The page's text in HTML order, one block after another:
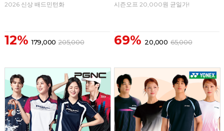
2026 신상 배드민턴화
12% 179,000 205,000
시즌오프 20,000원 균일가!
69% 20,000 65,000